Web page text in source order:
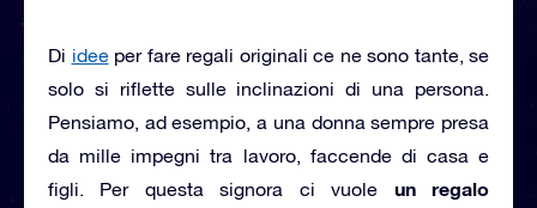
Di ideeper fare regali originali ce ne sono tante, se
solo si riflette sulle inclinazioni di una persona.
Pensiamo, ad esempio, a una donna sempre presa
da mille impegni tra lavoro, faccende di casa e
figli. Per questa signora ci vuole un regalo